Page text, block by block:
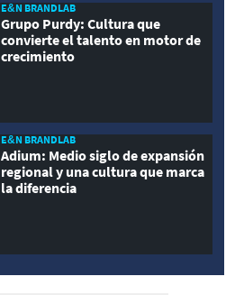
E&N BRANDLAB
Grupo Purdy: Cultura que
convierte el talento en motor de
crecimiento
E&N BRANDLAB
Adium: Medio siglo de expansión
regional y una cultura que marca
la diferencia